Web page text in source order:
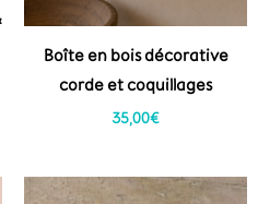
Boîte en bois décorative
corde et coquillages
35,00€